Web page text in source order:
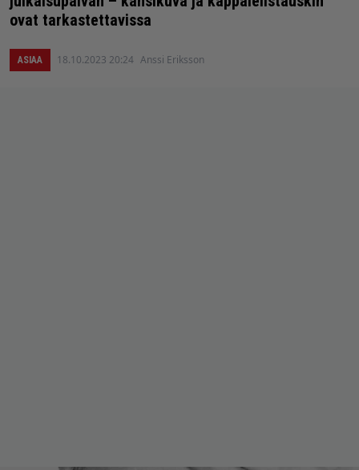
ovat tarkastettavissa
ASIAA 18.10.2023 20:24 Anssi Eriksson